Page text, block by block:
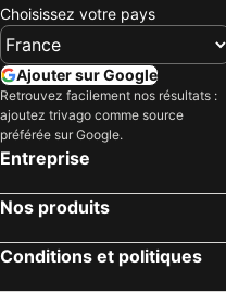
Choisissez votre pays
Ajouter sur Google
Retrouvez facilement nos résultats :
ajoutez trivago comme source
préférée sur Google.
Entreprise
Nos produits
Conditions et politiques